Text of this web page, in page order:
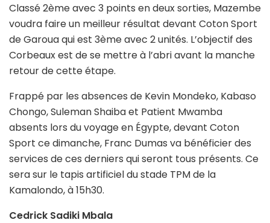
Classé 2ème avec 3 points en deux sorties, Mazembe
voudra faire un meilleur résultat devant Coton Sport
de Garoua qui est 3ème avec 2 unités. L’objectif des
Corbeaux est de se mettre à l’abri avant la manche
retour de cette étape.
Frappé par les absences de Kevin Mondeko, Kabaso
Chongo, Suleman Shaiba et Patient Mwamba
absents lors du voyage en Égypte, devant Coton
Sport ce dimanche, Franc Dumas va bénéficier des
services de ces derniers qui seront tous présents. Ce
sera sur le tapis artificiel du stade TPM de la
Kamalondo, à 15h30.
Cedrick Sadiki Mbala